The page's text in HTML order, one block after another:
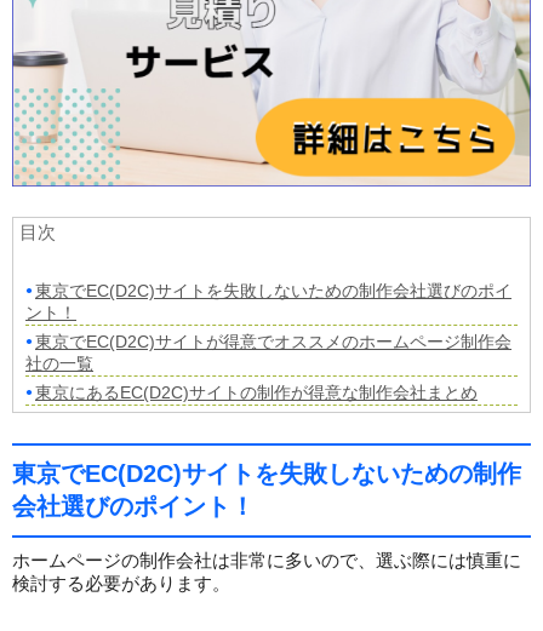
目次
東京でEC(D2C)サイトを失敗しないための制作会社選びのポイ
ント！
東京でEC(D2C)サイトが得意でオススメのホームページ制作会
社の一覧
東京にあるEC(D2C)サイトの制作が得意な制作会社まとめ
東京でEC(D2C)サイトを失敗しないための制作
会社選びのポイント！
ホームページの制作会社は非常に多いので、選ぶ際には慎重に
検討する必要があります。